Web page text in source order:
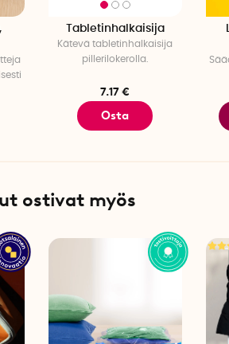
Tabletinhalkaisija
Kätevä tabletinhalkaisija
pillerilokerolla.
7.17 €
Osta
ostivat myös